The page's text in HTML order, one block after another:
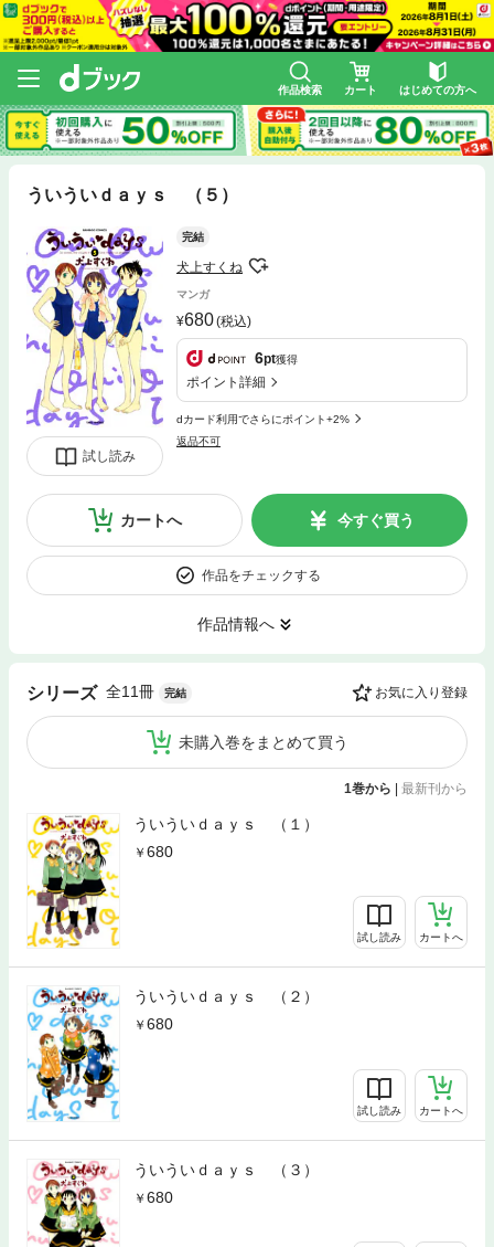
作品検索 カート はじめての方へ
ういういｄａｙｓ （５）
試し読み
完結
犬上すくね
マンガ
680(税込)
6pt獲得
ポイント詳細
dカード利用でさらにポイント+2%
返品不可
カートへ 今すぐ買う
作品をチェックする
作品情報へ
シリーズ 全11冊 完結 お気に入り登録
未購入巻をまとめて買う
1巻から | 最新刊から
ういういｄａｙｓ （１）
680
試し読み カートへ
ういういｄａｙｓ （２）
680
試し読み カートへ
ういういｄａｙｓ （３）
680